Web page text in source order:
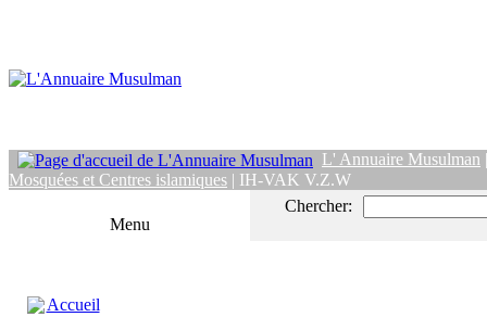
L' Annuaire Musulman
Mosquées et Centres islamiques | IH-VAK V.Z.W
Menu
Accueil
Chercher: